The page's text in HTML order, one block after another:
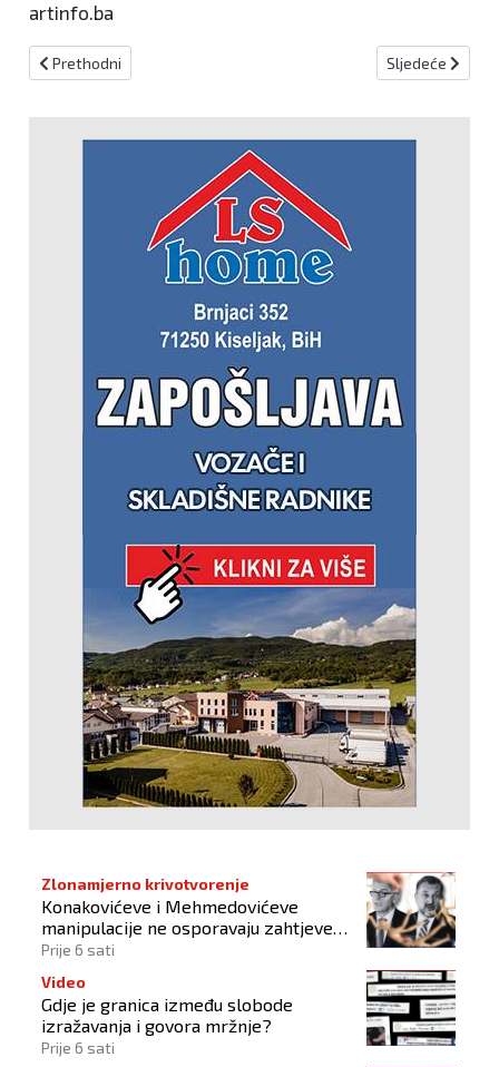
artinfo.ba
Prethodni članak: Sparta organizira školu plivanja
Prethodni Sljedeći
Sljedeće
Zlonamjerno krivotvorenje
Konakovićeve i Mehmedovićeve
manipulacije ne osporavaju zahtjeve
Hrvata
Prije 6 sati
Video
Gdje je granica između slobode
izražavanja i govora mržnje?
Prije 6 sati